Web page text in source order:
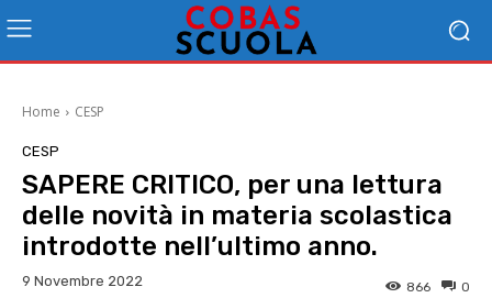
Home CESP
CESP
SAPERE CRITICO, per una lettura
delle novità in materia scolastica
introdotte nell’ultimo anno.
9 Novembre 2022 0
866